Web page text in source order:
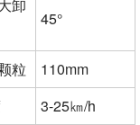
卸
45°
粒
110mm
3-25㎞/h